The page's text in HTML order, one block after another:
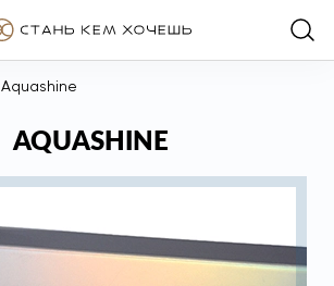
Aquashine
AQUASHINE